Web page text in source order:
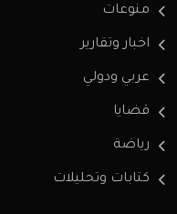
منوعات
اخبار وتقارير
عربي ودولي
قضايا
رياضة
كتابات وتحليلات